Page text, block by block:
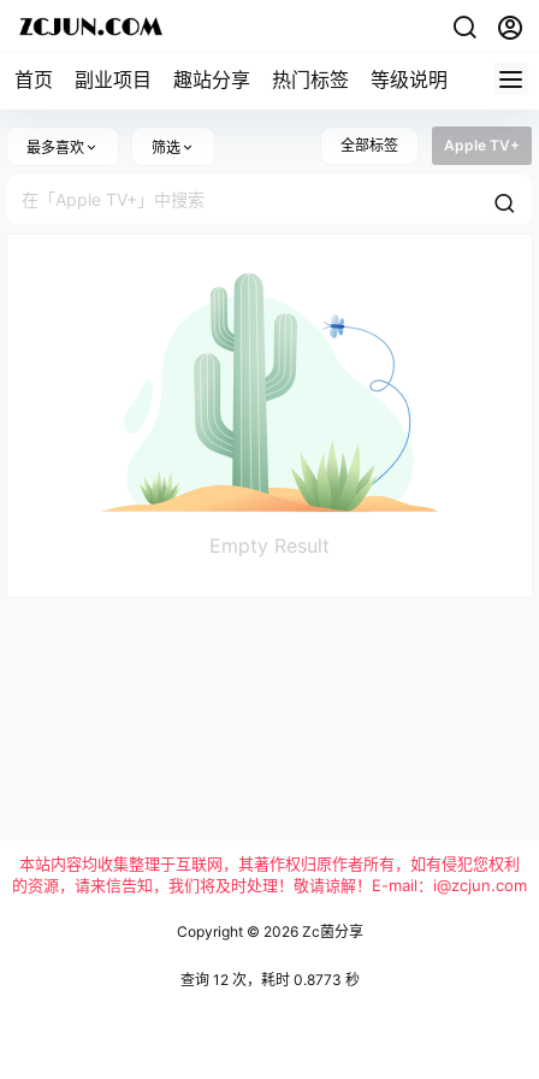
首页 副业项目 趣站分享 热门标签 等级说明 关于本
最多喜欢 筛选 全部标签 Apple TV+
Empty Result
本站内容均收集整理于互联网，其著作权归原作者所有，如有侵犯您权利
的资源，请来信告知，我们将及时处理！敬请谅解！E-mail：i@zcjun.com
Copyright © 2026Zc菌分享
查询 12 次，耗时 0.8773 秒